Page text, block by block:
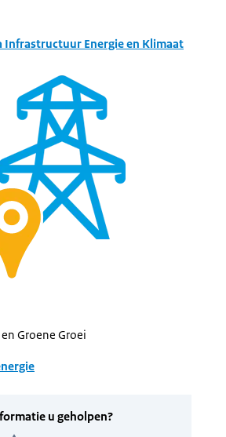
Infrastructuur Energie en Klimaat
Groene Groei